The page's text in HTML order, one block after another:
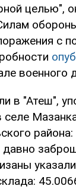
целью",
с
военного
в "Атеш",
селе